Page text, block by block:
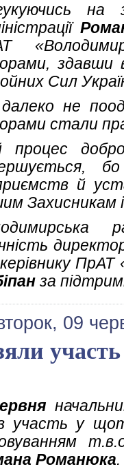
на
здавши
Сил
не
стали
процес
й
Захисникам
за
09
участь у
Романюка.